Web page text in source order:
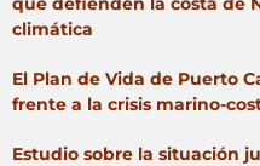
climática
El Plan de Vida de Puerto
frente a la crisis marino-
Estudio sobre la situación